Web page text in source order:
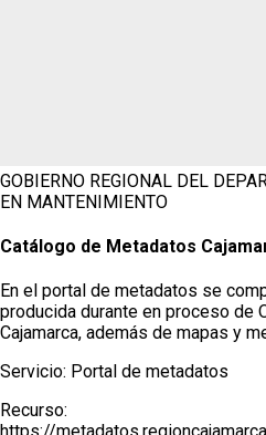
GOBIERNO REGIONAL DEL
EN MANTENIMIENTO
Catálogo de Metadatos
En el portal de metadatos se
producida durante en proceso de
Cajamarca, además de mapas y
Servicio: Portal de metadatos
Recurso: